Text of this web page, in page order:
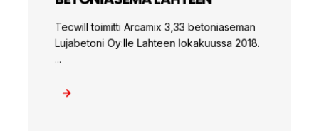
Tecwill toimitti Arcamix 3,33 betoniaseman
Lujabetoni Oy:lle Lahteen lokakuussa 2018.
...